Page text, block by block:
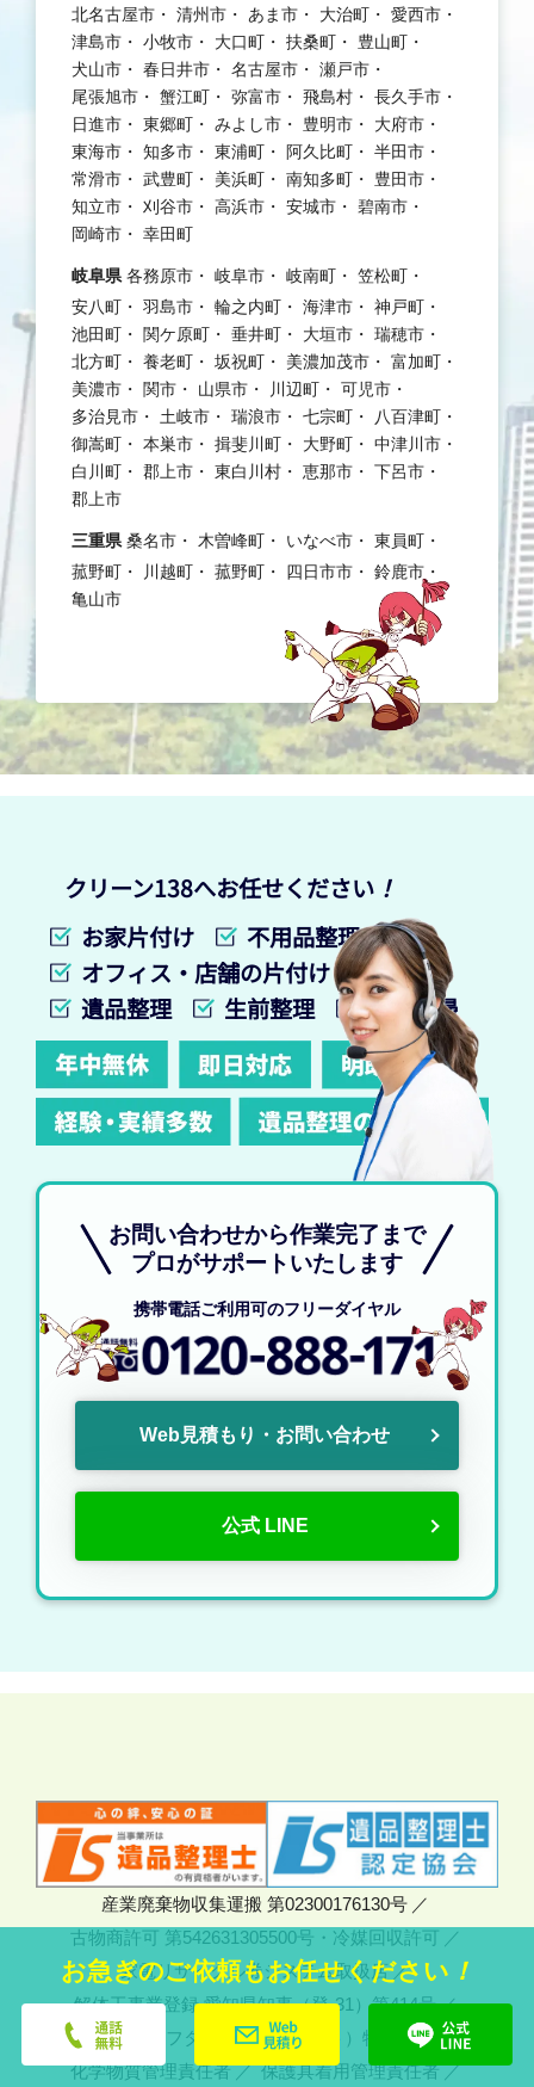
北名古屋市
清州市 あま市 大治町
愛西市
津島市
小牧市 大口町 扶桑町
豊山町
犬山市
春日井市 名古屋市
瀬戸市
尾張旭市
蟹江町 弥富市 飛島村
長久手市
日進市
東郷町 みよし市 豊明市
大府市
東海市
知多市 東浦町 阿久比町
半田市
常滑市
武豊町 美浜町 南知多町
豊田市
知立市
刈谷市 高浜市 安城市
碧南市
岡崎市
幸田町
岐阜県 各務原市 岐阜市 岐南町
笠松町
安八町
羽島市 輪之内町 海津市
神戸町
池田町
関ケ原町 垂井町 大垣市
瑞穂市
北方町
養老町 坂祝町 美濃加茂市
富加町
美濃市
関市 山県市 川辺町
可児市
多治見市
土岐市 瑞浪市 七宗町
八百津町
御嵩町
本巣市 揖斐川町 大野町
中津川市
白川町
郡上市 東白川村 恵那市
下呂市
郡上市
三重県 桑名市 木曽峰町 いなべ市
東員町
菰野町
川越町 菰野町 四日市市
鈴鹿市
亀山市
クリーン138へお任せください ！
お家片付け
不用品整理
オフィス・店舗の片付け
遺品整理
生前整理 特殊清掃
お問い合わせから作業完了まで
プロがサポートいたします
携帯電話ご利用可のフリーダイヤル
Web見積もり・お問い合わせ
公式 LINE
産業廃棄物収集運搬 第02300176130号
古物商許可 第542631305500号・冷媒回収許可
家電リサイクル券システム取扱店
解体工事業登録 愛知県知事（登-31）第414号
テールゲートリフター（パワーゲート）特別教育修了
化学物質管理責任者
保護具着用管理責任者
お急ぎのご依頼もお任せください ！